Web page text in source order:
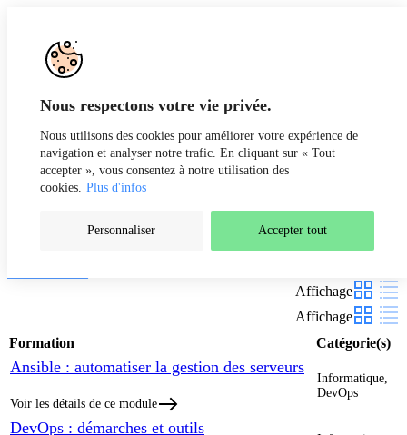
Nous respectons votre vie privée.
Nous utilisons des cookies pour améliorer votre expérience de
navigation et analyser notre trafic. En cliquant sur « Tout
accepter », vous consentez à notre utilisation des
cookies. Plus d'infos
Personnaliser Accepter tout
Affichage
Affichage
Formation
Catégorie(s)
Ansible : automatiser la gestion des serveurs
Voir les détails de ce module
Informatique,
DevOps
DevOps : démarches et outils